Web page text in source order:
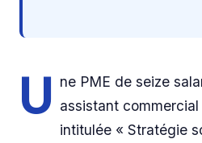
U ne PME de seize
assistant
intitulée « Stratégie